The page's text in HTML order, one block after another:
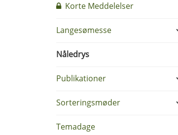
Korte Meddelelser
Langesømesse
Nåledrys
Publikationer
Sorteringsmøder
Temadage